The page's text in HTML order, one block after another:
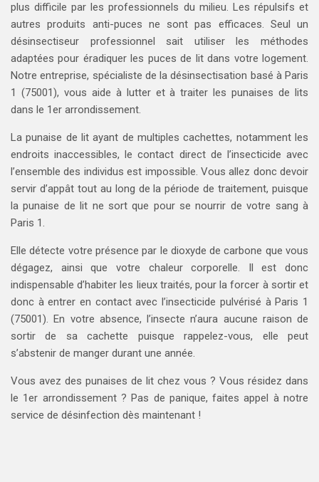
plus difficile par les professionnels du milieu. Les répulsifs et
autres produits anti-puces ne sont pas efficaces. Seul un
désinsectiseur professionnel sait utiliser les méthodes
adaptées pour éradiquer les puces de lit dans votre logement.
Notre entreprise, spécialiste de la désinsectisation basé à Paris
1 (75001), vous aide à lutter et à traiter les punaises de lits
dans le 1er arrondissement.
La punaise de lit ayant de multiples cachettes, notamment les
endroits inaccessibles, le contact direct de l’insecticide avec
l’ensemble des individus est impossible. Vous allez donc devoir
servir d’appât tout au long de la période de traitement, puisque
la punaise de lit ne sort que pour se nourrir de votre sang à
Paris 1.
Elle détecte votre présence par le dioxyde de carbone que vous
dégagez, ainsi que votre chaleur corporelle. Il est donc
indispensable d’habiter les lieux traités, pour la forcer à sortir et
donc à entrer en contact avec l’insecticide pulvérisé à Paris 1
(75001). En votre absence, l’insecte n’aura aucune raison de
sortir de sa cachette puisque rappelez-vous, elle peut
s’abstenir de manger durant une année.
Vous avez des punaises de lit chez vous ? Vous résidez dans
le 1er arrondissement ? Pas de panique, faites appel à notre
service de désinfection dès maintenant !